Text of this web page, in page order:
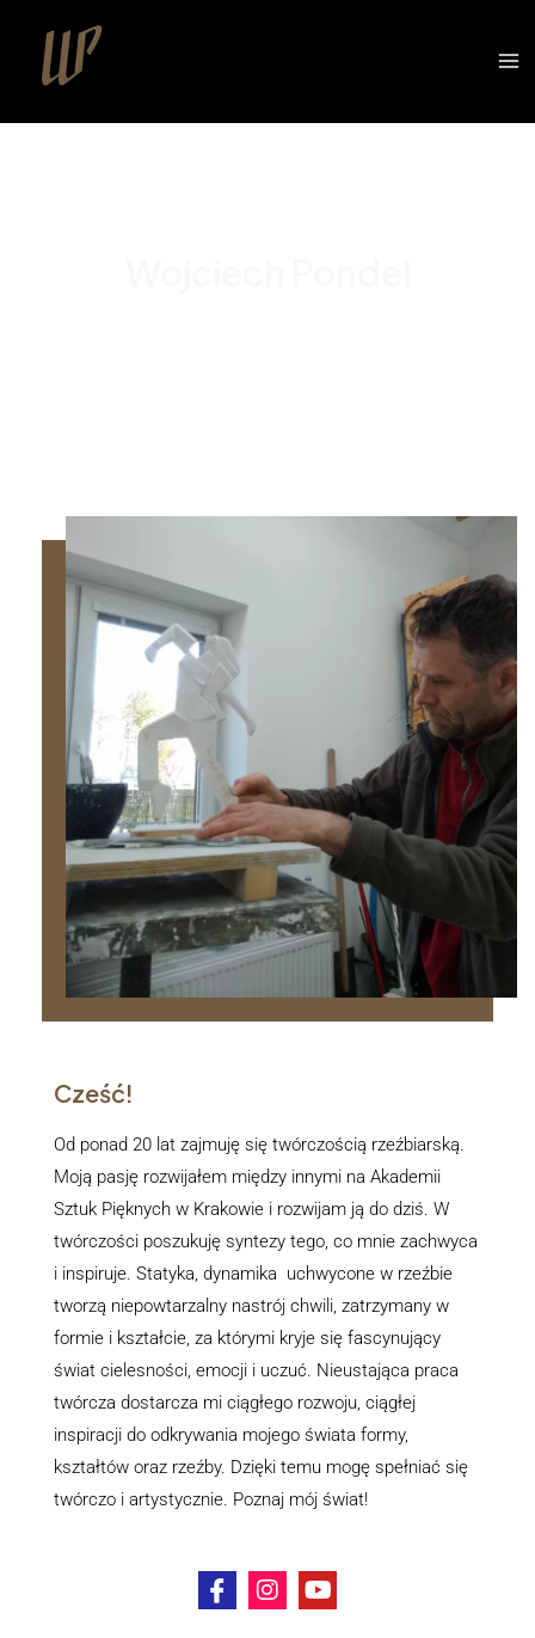
Cześć!
Od ponad 20 lat zajmuję się twórczością rzeźbiarską.
Moją pasję rozwijałem między innymi na Akademii
Sztuk Pięknych w Krakowie i rozwijam ją do dziś. W
twórczości poszukuję syntezy tego, co mnie zachwyca
i inspiruje. Statyka, dynamika uchwycone w rzeźbie
tworzą niepowtarzalny nastrój chwili, zatrzymany w
formie i kształcie, za którymi kryje się fascynujący
świat cielesności, emocji i uczuć. Nieustająca praca
twórcza dostarcza mi ciągłego rozwoju, ciągłej
inspiracji do odkrywania mojego świata formy,
kształtów oraz rzeźby. Dzięki temu mogę spełniać się
twórczo i artystycznie. Poznaj mój świat!